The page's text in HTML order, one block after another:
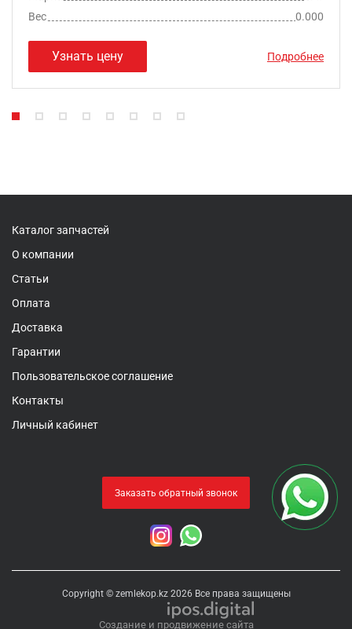
Вес
0.000
Узнать цену Подробнее
Каталог запчастей
О компании
Статьи
Оплата
Доставка
Гарантии
Пользовательское соглашение
Контакты
Личный кабинет
Заказать обратный звонок
Copyright © zemlekop.kz 2026 Все права защищены
Создание и продвижение сайта